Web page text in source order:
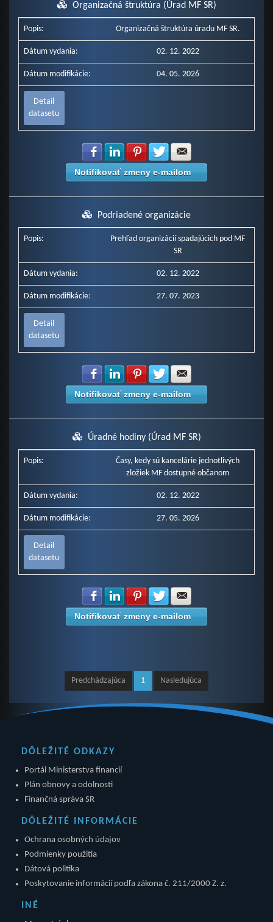
Organizačná štruktúra (Úrad MF SR)
Popis: Organizačná štruktúra úradu MF SR.
Dátum vydania: 02. 12. 2022
Dátum modifikácie: 04. 05. 2026
Detail
datasetu
Zdielať na Facebook
Zdielať na LinkedIn
Zdielať na Pinterest
Zdielať na Twitter
Notifikovať zmeny e-mailom
Podriadené organizácie
Popis:
Prehľad organizácií spadajúcich pod MF
SR
Dátum vydania: 02. 12. 2022
Dátum modifikácie: 27. 07. 2023
Detail
datasetu
Zdielať na Facebook
Zdielať na LinkedIn
Zdielať na Pinterest
Zdielať na Twitter
Notifikovať zmeny e-mailom
Úradné hodiny (Úrad MF SR)
Popis:
Časy, kedy sú kancelárie jednotlivých
zložiek MF dostupné občanom
Dátum vydania: 02. 12. 2022
Dátum modifikácie: 27. 05. 2026
Detail
datasetu
Zdielať na Facebook
Zdielať na LinkedIn
Zdielať na Pinterest
Zdielať na Twitter
Notifikovať zmeny e-mailom
Predchádzajúca 1 Nasledujúca
DÔLEŽITÉ ODKAZY
Portál Ministerstva financií
Plán obnovy a odolnosti
Finančná správa SR
DÔLEŽITÉ INFORMÁCIE
Ochrana osobných údajov
Podmienky použitia
Dátová politika
Poskytovanie informácií podľa zákona č. 211/2000 Z. z.
INÉ